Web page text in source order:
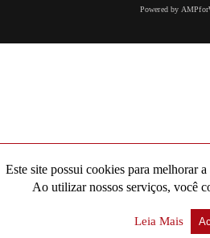
Powered by
Este site possui cookies para melhorar
Ao utilizar nossos serviços, você
Leia Mais